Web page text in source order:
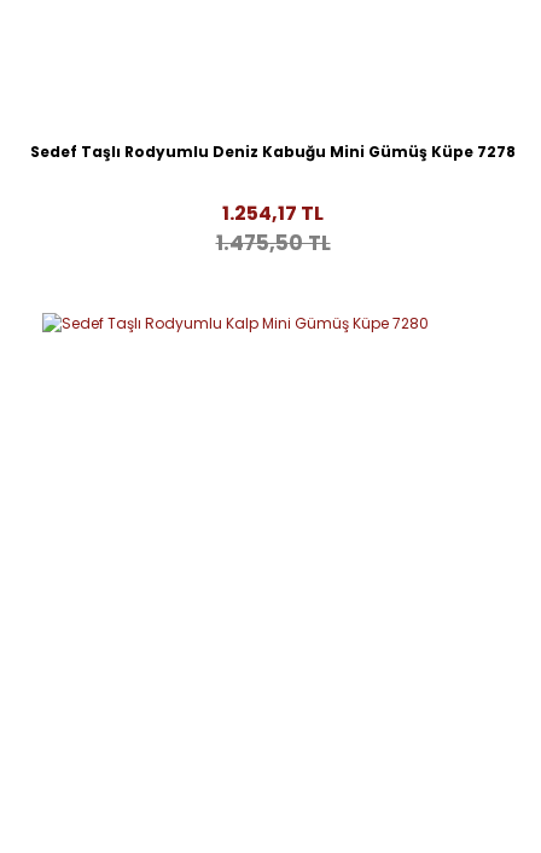
Sedef Taşlı Rodyumlu Deniz Kabuğu Mini Gümüş Küpe 7278
1.254,17 TL
1.475,50 TL